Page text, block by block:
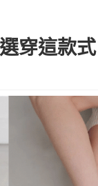
穿這款